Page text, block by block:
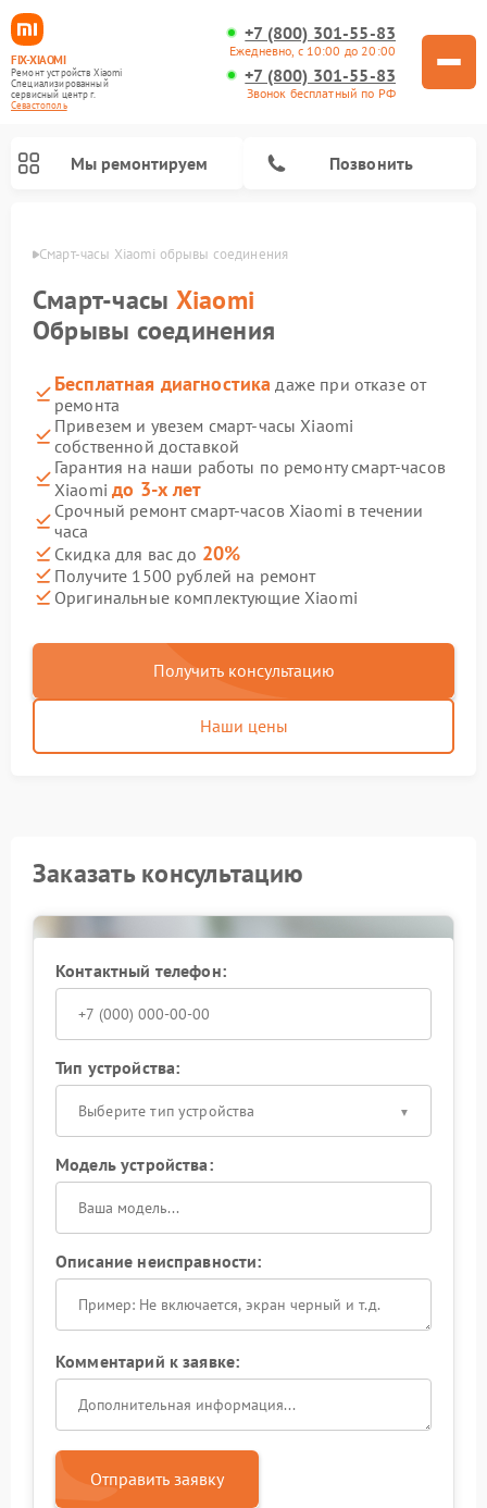
FIX-XIAOMI
Ремонт устройств Xiaomi
Специализированный
cервисный центр г.
Севастополь
+7 (800) 301-55-83
Ежедневно, с 10:00 до 20:00
+7 (800) 301-55-83
Звонок бесплатный по РФ
Мы ремонтируем Позвонить
Смарт-часы Xiaomi обрывы соединения
Смарт-часы Xiaomi
Обрывы соединения
Бесплатная диагностика даже при отказе от
ремонта
Привезем и увезем смарт-часы Xiaomi
собственной доставкой
Гарантия на наши работы по ремонту смарт-часов
Xiaomiдо 3-х лет
Срочный ремонт смарт-часов Xiaomi в течении
часа
Скидка для вас до 20%
Получите 1500 рублей на ремонт
Оригинальные комплектующие Xiaomi
Получить консультацию
Наши цены
Заказать консультацию
Контактный телефон:
Тип устройства:
Выберите тип устройства
Модель устройства:
Описание неисправности:
Комментарий к заявке:
Отправить заявку